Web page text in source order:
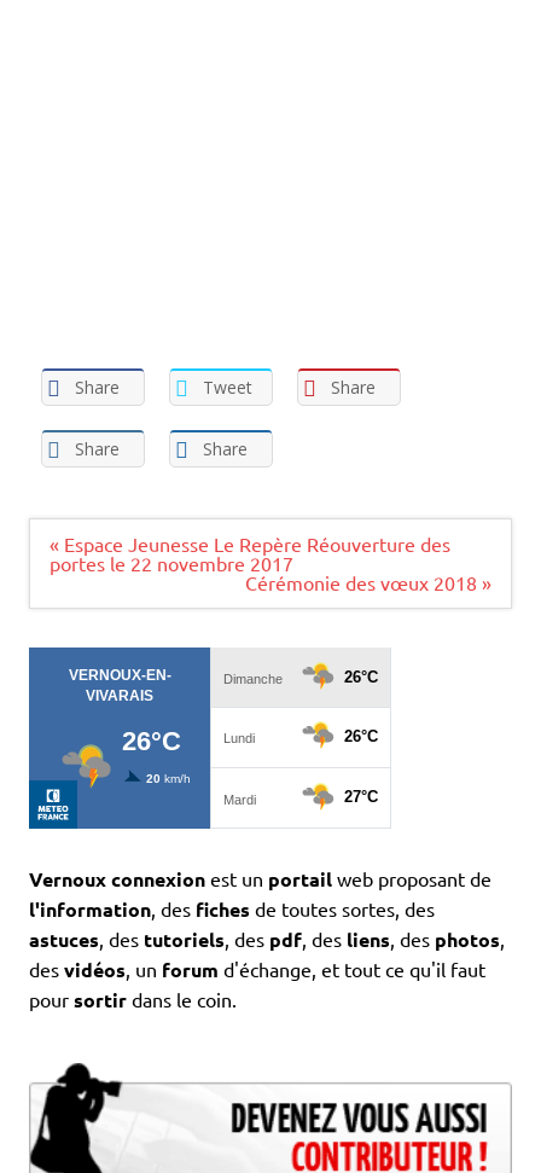
Share Tweet Share
Share Share
Navigation
de
l’article
« Espace Jeunesse Le Repère Réouverture des
portes le 22 novembre 2017
Cérémonie des vœux 2018 »
Vernoux connexion est un portail web proposant de
l'information, des fiches de toutes sortes, des
astuces, des tutoriels, des pdf, des liens, des photos,
des vidéos, un forum d'échange, et tout ce qu'il faut
pour sortir dans le coin.